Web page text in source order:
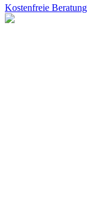
Kostenfreie Beratung